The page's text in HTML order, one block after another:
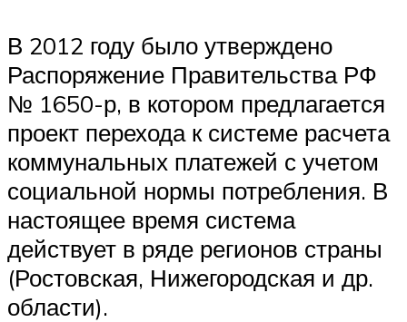
В 2012 году было утверждено
Распоряжение Правительства РФ
№ 1650-р, в котором предлагается
проект перехода к системе расчета
коммунальных платежей с учетом
социальной нормы потребления. В
настоящее время система
действует в ряде регионов страны
(Ростовская, Нижегородская и др.
области).